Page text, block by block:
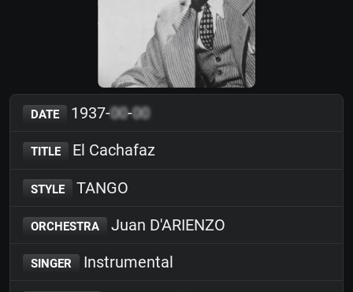
DATE 1937-00-00
TITLE El Cachafaz
STYLE TANGO
ORCHESTRA Juan D'ARIENZO
SINGER Instrumental